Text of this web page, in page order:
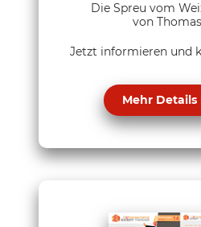
Die Spreu vom
von
Jetzt informieren und
Mehr